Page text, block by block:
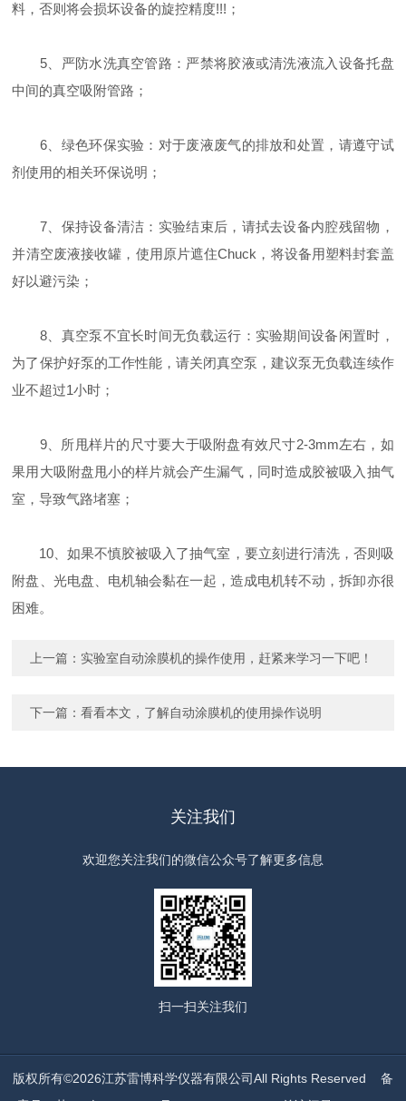
料，否则将会损坏设备的旋控精度!!!；
5、严防水洗真空管路：严禁将胶液或清洗液流入设备托盘
中间的真空吸附管路；
6、绿色环保实验：对于废液废气的排放和处置，请遵守试
剂使用的相关环保说明；
7、保持设备清洁：实验结束后，请拭去设备内腔残留物，
并清空废液接收罐，使用原片遮住Chuck，将设备用塑料封套盖
好以避污染；
8、真空泵不宜长时间无负载运行：实验期间设备闲置时，
为了保护好泵的工作性能，请关闭真空泵，建议泵无负载连续作
业不超过1小时；
9、所甩样片的尺寸要大于吸附盘有效尺寸2-3mm左右，如
果用大吸附盘甩小的样片就会产生漏气，同时造成胶被吸入抽气
室，导致气路堵塞；
10、如果不慎胶被吸入了抽气室，要立刻进行清洗，否则吸
附盘、光电盘、电机轴会黏在一起，造成电机转不动，拆卸亦很
困难。
上一篇： 实验室自动涂膜机的操作使用，赶紧来学习一下吧！
下一篇：看看本文，了解自动涂膜机的使用操作说明
关注我们
欢迎您关注我们的微信公众号了解更多信息
扫一扫关注我们
版权所有©2026江苏雷博科学仪器有限公司All Rights Reserved 备